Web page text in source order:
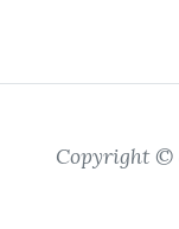
Copyright ©